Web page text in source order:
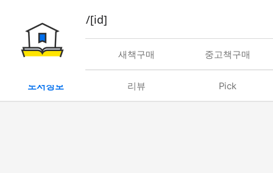
book/rent/[id]
대여 새책구매 중고책구매
도서정보 리뷰 Pick